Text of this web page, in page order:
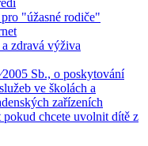
"úžasné rodiče"
zdravá výživa
Sb., o poskytování
ve školách a
zařízeních
pokud chcete uvolnit dítě z